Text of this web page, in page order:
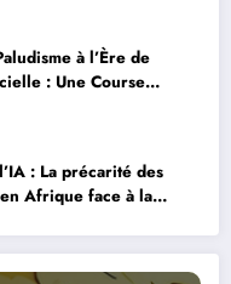
à l’Ère de
: Une Course
: La précarité des
Afrique face à la